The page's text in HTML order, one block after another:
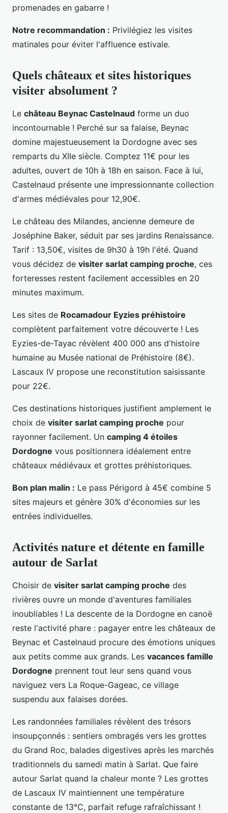
promenades en gabarre !
Notre recommandation : Privilégiez les visites
matinales pour éviter l'affluence estivale.
Quels châteaux et sites historiques
visiter absolument ?
Le château Beynac Castelnaud forme un duo
incontournable ! Perché sur sa falaise, Beynac
domine majestueusement la Dordogne avec ses
remparts du XIIe siècle. Comptez 11€ pour les
adultes, ouvert de 10h à 18h en saison. Face à lui,
Castelnaud présente une impressionnante collection
d'armes médiévales pour 12,90€.
Le château des Milandes, ancienne demeure de
Joséphine Baker, séduit par ses jardins Renaissance.
Tarif : 13,50€, visites de 9h30 à 19h l'été. Quand
vous décidez de visiter sarlat camping proche, ces
forteresses restent facilement accessibles en 20
minutes maximum.
Les sites de Rocamadour Eyzies préhistoire
complètent parfaitement votre découverte ! Les
Eyzies-de-Tayac révèlent 400 000 ans d'histoire
humaine au Musée national de Préhistoire (8€).
Lascaux IV propose une reconstitution saisissante
pour 22€.
Ces destinations historiques justifient amplement le
choix de visiter sarlat camping proche pour
rayonner facilement. Un camping 4 étoiles
Dordogne vous positionnera idéalement entre
châteaux médiévaux et grottes préhistoriques.
Bon plan malin : Le pass Périgord à 45€ combine 5
sites majeurs et génère 30% d'économies sur les
entrées individuelles.
Activités nature et détente en famille
autour de Sarlat
Choisir de visiter sarlat camping proche des
rivières ouvre un monde d'aventures familiales
inoubliables ! La descente de la Dordogne en canoë
reste l'activité phare : pagayer entre les châteaux de
Beynac et Castelnaud procure des émotions uniques
aux petits comme aux grands. Les vacances famille
Dordogne prennent tout leur sens quand vous
naviguez vers La Roque-Gageac, ce village
suspendu aux falaises dorées.
Les randonnées familiales révèlent des trésors
insoupçonnés : sentiers ombragés vers les grottes
du Grand Roc, balades digestives après les marchés
traditionnels du samedi matin à Sarlat. Que faire
autour Sarlat quand la chaleur monte ? Les grottes
de Lascaux IV maintiennent une température
constante de 13°C, parfait refuge rafraîchissant !